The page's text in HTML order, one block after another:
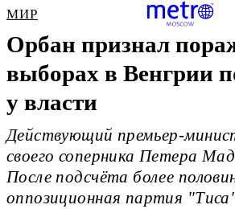
МИР
Орбан признал
выборах в Венгрии
у власти
Действующий премьер-
своего соперника Петера
После подсчёта более
оппозиционная партия